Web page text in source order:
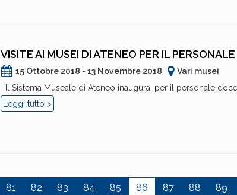
VISITE AI MUSEI DI ATENEO PER IL PERSONALE
15 Ottobre 2018 - 13 Novembre 2018
Vari musei
Il Sistema Museale di Ateneo inaugura, per il personale
Leggi tutto >
81 82 83 84 85 86 87 88 89